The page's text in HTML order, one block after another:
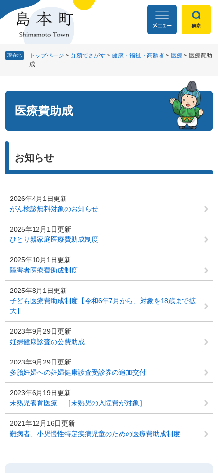
ー
ニ
本
現在地 トップページ > 分類でさがす > 健康・福祉・高齢者 > 医療 > 医療費助
成
文
医療費助成
お知らせ
2026年4月1日更新
がん検診無料対象のお知らせ
2025年12月1日更新
ひとり親家庭医療費助成制度
2025年10月1日更新
障害者医療費助成制度
2025年8月1日更新
子ども医療費助成制度【令和6年7月から、対象を18歳まで拡
大】
2023年9月29日更新
妊婦健康診査の公費助成
2023年9月29日更新
多胎妊婦への妊婦健康診査受診券の追加交付
2023年6月19日更新
未熟児養育医療 ［未熟児の入院費が対象］
2021年12月16日更新
難病者、小児慢性特定疾病児童のための医療費助成制度